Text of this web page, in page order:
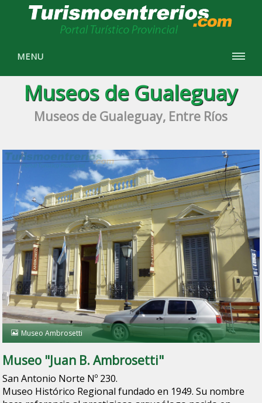
MENU
Museos de Gualeguay
Museos de Gualeguay, Entre Ríos
Museo Ambrosetti
Museo "Juan B. Ambrosetti"
San Antonio Norte Nº 230.
Museo Histórico Regional fundado en 1949. Su nombre